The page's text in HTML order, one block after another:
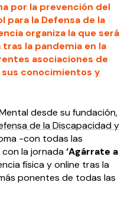
por la prevención del
para la Defensa de la
organiza la que será
la pandemia en la
asociaciones de
conocimientos y
desde su fundación,
de la Discapacidad y
-con todas las
la jornada‘Agárrate a
física y online tras la
ponentes de todas las